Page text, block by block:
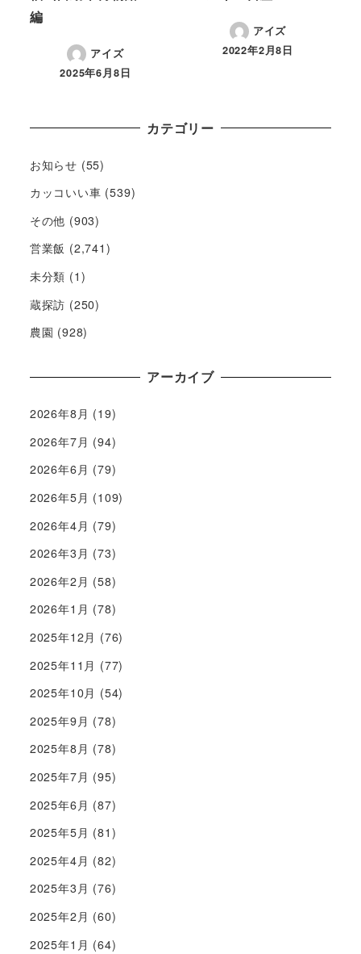
編
アイズ
2025年6月8日
アイズ
2022年2月8日
カテゴリー
お知らせ (55)
カッコいい車 (539)
その他 (903)
営業飯 (2,741)
未分類 (1)
蔵探訪 (250)
農園 (928)
アーカイブ
2026年8月 (19)
2026年7月 (94)
2026年6月 (79)
2026年5月 (109)
2026年4月 (79)
2026年3月 (73)
2026年2月 (58)
2026年1月 (78)
2025年12月 (76)
2025年11月 (77)
2025年10月 (54)
2025年9月 (78)
2025年8月 (78)
2025年7月 (95)
2025年6月 (87)
2025年5月 (81)
2025年4月 (82)
2025年3月 (76)
2025年2月 (60)
2025年1月 (64)